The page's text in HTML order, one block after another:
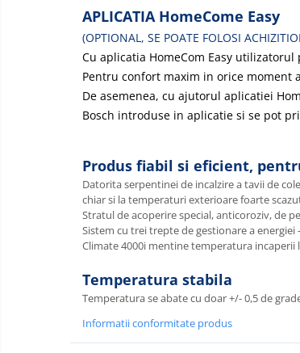
APLICATIA HomeCome Easy
(OPTIONAL, SE POATE FOLOSI
Cu aplicatia HomeCom Easy
Pentru confort maxim in orice moment
De asemenea, cu ajutorul aplicatiei
Bosch introduse in aplicatie si se pot
Produs fiabil si eficient,
Datorita serpentinei de incalzire a tavii de
chiar si la temperaturi exterioare foarte
Stratul de acoperire special, anticoroziv, de
Sistem cu trei trepte de gestionare a
Climate 4000i mentine temperatura incaperii
Temperatura stabila
Temperatura se abate cu doar +/- 0,5 de
Informatii conformitate produs